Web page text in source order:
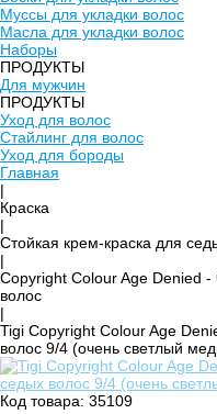
Муссы для укладки волос
Масла для укладки волос
Наборы
ПРОДУКТЫ
Для мужчин
ПРОДУКТЫ
Уход для волос
Стайлинг для волос
Уход для бороды
Главная
|
Краска
|
Стойкая крем-краска для
|
Copyright Colour Age Denied
волос
|
Tigi Copyright Colour Age
волос 9/4 (очень светлый
Код товара: 35109